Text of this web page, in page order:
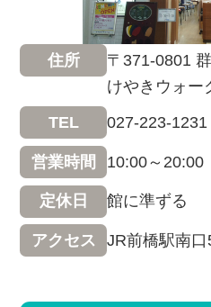
住所
〒371-0801
けやきウォー
TEL 027-223-1231
営業時間 10:00～20:00
定休日 館に準ずる
アクセス JR前橋駅南口